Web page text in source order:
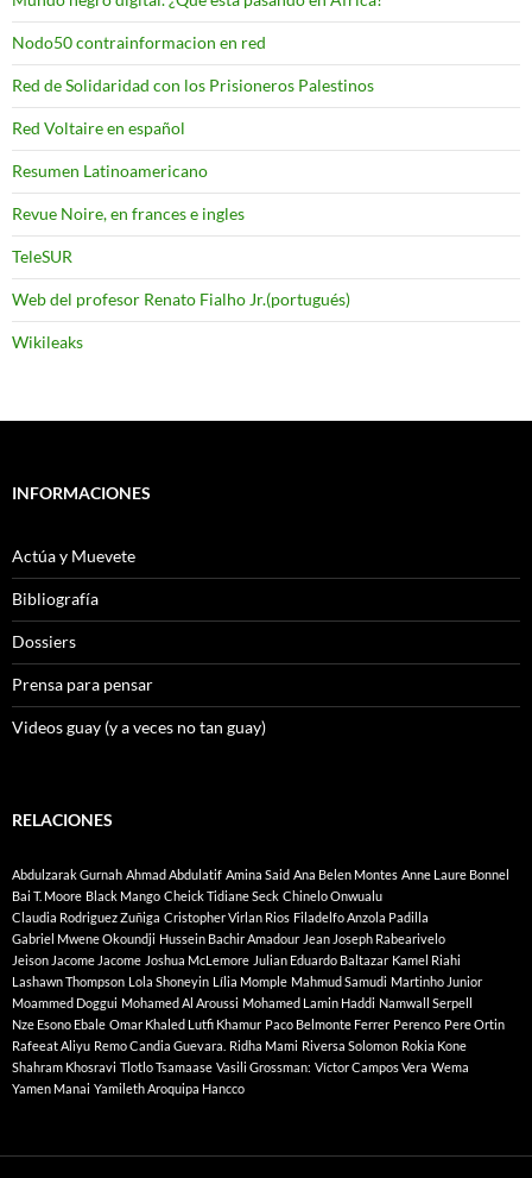
Nodo50 contrainformacion en red
Red de Solidaridad con los Prisioneros Palestinos
Red Voltaire en español
Resumen Latinoamericano
Revue Noire, en frances e ingles
TeleSUR
Web del profesor Renato Fialho Jr.(portugués)
Wikileaks
INFORMACIONES
Actúa y Muevete
Bibliografía
Dossiers
Prensa para pensar
Videos guay (y a veces no tan guay)
RELACIONES
Abdulzarak Gurnah Ahmad Abdulatif Amina Said Ana Belen Montes Anne Laure Bonnel
Bai T. Moore Black Mango Cheick Tidiane Seck Chinelo Onwualu
Claudia Rodriguez Zuñiga Cristopher Virlan Rios Filadelfo Anzola Padilla
Gabriel Mwene Okoundji Hussein Bachir Amadour Jean Joseph Rabearivelo
Jeison Jacome Jacome Joshua McLemore Julian Eduardo Baltazar Kamel Riahi
Lashawn Thompson Lola Shoneyin Lília Momple Mahmud Samudi Martinho Junior
Moammed Doggui Mohamed Al Aroussi Mohamed Lamin Haddi Namwall Serpell
Nze Esono Ebale Omar Khaled Lutfi Khamur Paco Belmonte Ferrer Perenco Pere Ortin
Rafeeat Aliyu Remo Candia Guevara. Ridha Mami Riversa Solomon Rokia Kone
Shahram Khosravi Tlotlo Tsamaase Vasili Grossman: Víctor Campos Vera Wema
Yamen Manai Yamileth Aroquipa Hancco